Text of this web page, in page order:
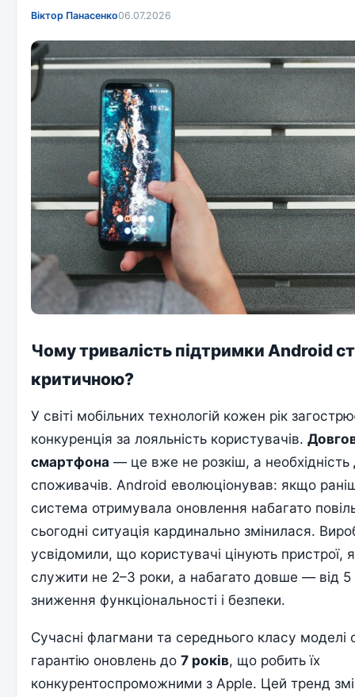
Віктор Панасенко06.07.2026
Чому тривалість підтримки Android
критичною?
У світі мобільних технологій кожен рік
конкуренція за лояльність користувачів.
смартфона — це вже не розкіш, а необхідність
споживачів. Android еволюціонував: якщо
система отримувала оновлення набагато
сьогодні ситуація кардинально змінилася.
усвідомили, що користувачі цінують пристрої,
служити не 2–3 роки, а набагато довше — від 5
зниження функціональності і безпеки.
Сучасні флагмани та середнього класу моделі
гарантію оновлень до7 років, що робить їх
конкурентоспроможними з Apple. Цей тренд